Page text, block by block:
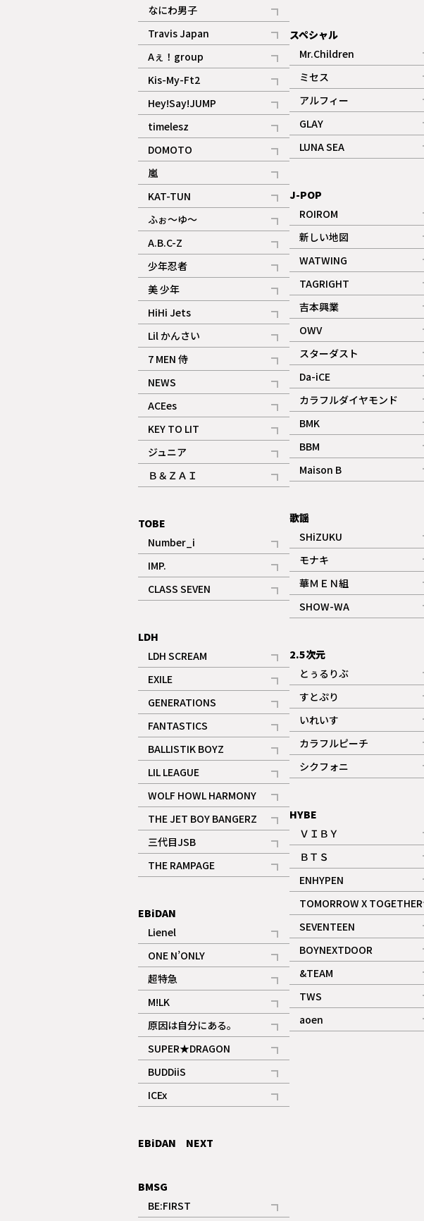
ギャラリー
なにわ男子
記事
Travis Japan
記事
Aぇ！group
記事
Kis-My-Ft2
記事
ギャラリー
Hey!Say!JUMP
記事
timelesz
記事
DOMOTO
記事
嵐
記事
KAT-TUN
記事
ふぉ～ゆ～
記事
A.B.C-Z
記事
ギャラリー
少年忍者
記事
美 少年
記事
HiHi Jets
記事
Lil かんさい
記事
7 MEN 侍
記事
NEWS
記事
ACEes
記事
KEY TO LIT
記事
ジュニア
記事
Ｂ＆ＺＡＩ
記事
TOBE
Number_i
記事
IMP.
記事
CLASS SEVEN
記事
LDH
LDH SCREAM
記事
EXILE
記事
GENERATIONS
記事
FANTASTICS
記事
BALLISTIK BOYZ
記事
LIL LEAGUE
記事
WOLF HOWL HARMONY
記事
THE JET BOY BANGERZ
記事
三代目JSB
記事
THE RAMPAGE
記事
EBiDAN
Lienel
記事
ONE N’ONLY
記事
超特急
記事
ギャラリー
M!LK
記事
原因は自分にある。
記事
SUPER★DRAGON
記事
BUDDiiS
記事
ICEx
記事
EBiDAN NEXT
BMSG
BE:FIRST
スペシャル
Mr.Children
記事
ミセス
記事
アルフィー
記事
GLAY
記事
LUNA SEA
記事
J-POP
ROIROM
記事
新しい地図
記事
WATWING
記事
TAGRIGHT
記事
吉本興業
記事
OWV
記事
ギャラリー
スターダスト
記事
Da-iCE
記事
カラフルダイヤモンド
記事
BMK
記事
ギャラリー
BBM
記事
ギャラリー
Maison B
記事
歌謡
SHiZUKU
記事
モナキ
記事
華ＭＥＮ組
記事
SHOW-WA
記事
2.5次元
とぅるりぶ
記事
すとぷり
記事
ギャラリー
いれいす
記事
ギャラリー
カラフルピーチ
記事
シクフォニ
記事
HYBE
ＶＩＢＹ
記事
ＢＴＳ
記事
ENHYPEN
記事
TOMORROW X TOGETHER
記事
ギャラリー
SEVENTEEN
記事
BOYNEXTDOOR
記事
&TEAM
記事
ギャラリー
TWS
記事
aoen
記事